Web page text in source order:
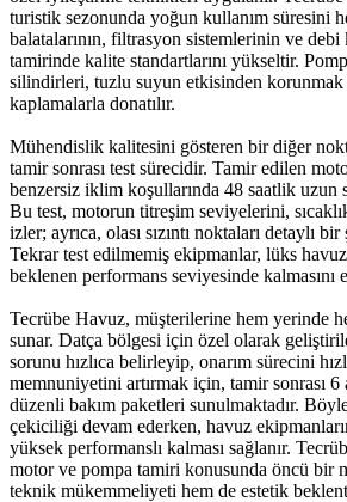
turistik sezonunda yoğun kullanım süresini
balatalarının, filtrasyon sistemlerinin ve debi
tamirinde kalite standartlarını yükseltir.
silindirleri, tuzlu suyun etkisinden
kaplamalarla donatılır.
Mühendislik kalitesini gösteren bir diğer
tamir sonrası test sürecidir. Tamir edilen
benzersiz iklim koşullarında 48 saatlik uzun
Bu test, motorun titreşim seviyelerini, sıcaklık
izler; ayrıca, olası sızıntı noktaları detaylı
Tekrar test edilmemiş ekipmanlar, lüks havuz
beklenen performans seviyesinde kalmasını
Tecrübe Havuz, müşterilerine hem yerinde
sunar. Datça bölgesi için özel olarak
sorunu hızlıca belirleyip, onarım sürecini
memnuniyetini artırmak için, tamir sonrası 6
düzenli bakım paketleri sunulmaktadır.
çekiciliği devam ederken, havuz
yüksek performanslı kalması sağlanır.
motor ve pompa tamiri konusunda öncü bir
teknik mükemmeliyeti hem de estetik